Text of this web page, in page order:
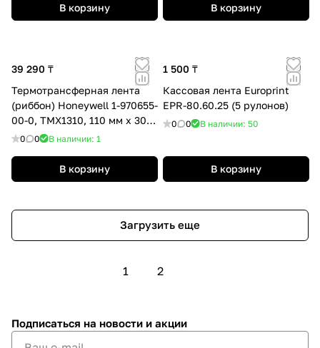
В корзину В корзину
39 290 ₸
Термотрансферная лента
(риббон) Honeywell 1-970655-
00-0, TMX1310, 110 мм x 300
м0 0 В наличии: 1
В корзину
1 500 ₸
Кассовая лента Europrint
EPR-80.60.25 (5 рулонов)
0 0 В наличии: 50
В корзину
Загрузить еще
1 2
Подписаться на новости и акции